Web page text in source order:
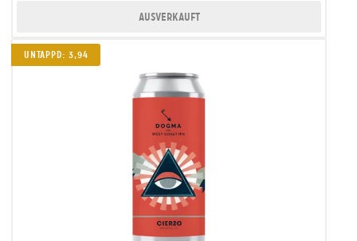
Ausverkauft
UNTAPPD: 3,94